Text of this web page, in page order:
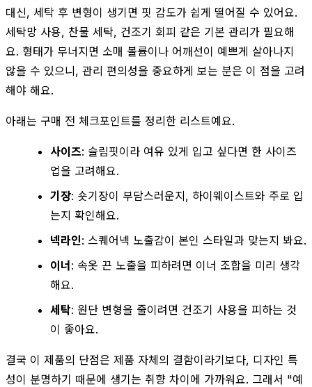
대신, 세탁 후 변형이 생기면 핏 감도가 쉽게 떨어질 수 있어요.
세탁망 사용, 찬물 세탁, 건조기 회피 같은 기본 관리가 필요해
요. 형태가 무너지면 소매 볼륨이나 어깨선이 예쁘게 살아나지
않을 수 있으니, 관리 편의성을 중요하게 보는 분은 이 점을 고려
해야 해요.
아래는 구매 전 체크포인트를 정리한 리스트예요.
사이즈: 슬림핏이라 여유 있게 입고 싶다면 한 사이즈
업을 고려해요.
기장: 숏기장이 부담스러운지, 하이웨이스트와 주로 입
는지 확인해요.
넥라인: 스퀘어넥 노출감이 본인 스타일과 맞는지 봐요.
이너: 속옷 끈 노출을 피하려면 이너 조합을 미리 생각
해요.
세탁: 원단 변형을 줄이려면 건조기 사용을 피하는 것
이 좋아요.
결국 이 제품의 단점은 제품 자체의 결함이라기보다, 디자인 특
성이 분명하기 때문에 생기는 취향 차이에 가까워요. 그래서 "예